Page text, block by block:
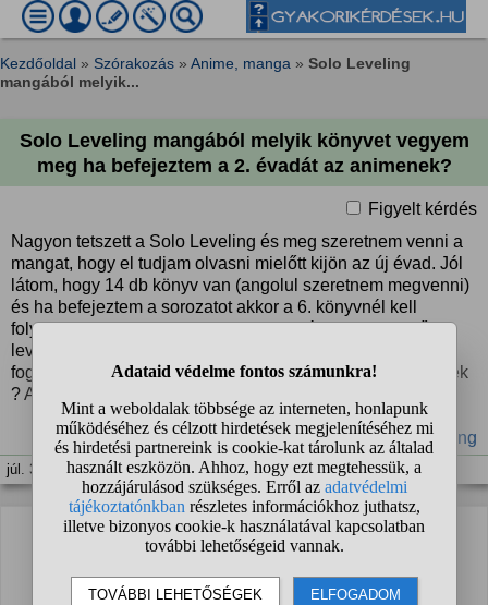
Kezdőoldal » Szórakozás » Anime, manga » Solo Leveling
mangából melyik...
Solo Leveling mangából melyik könyvet vegyem
meg ha befejeztem a 2. évadát az animenek?
Figyelt kérdés
Nagyon tetszett a Solo Leveling és meg szeretnem venni a
mangat, hogy el tudjam olvasni mielőtt kijön az új évad. Jól
látom, hogy 14 db könyv van (angolul szeretnem megvenni)
és ha befejeztem a sorozatot akkor a 6. könyvnél kell
folytatnom? (Persze majd meg szeretném venni az előtte
levő könyveket is mert a manga, részletesebb, többet
foglalkozik 1-1 karakterrel) Honnan érdemes megrendelnek
? Amazon?
#manga #Solo Leveling
júl. 3. 22:09
Sajnos még nem érkezett válasz a kérdésre.